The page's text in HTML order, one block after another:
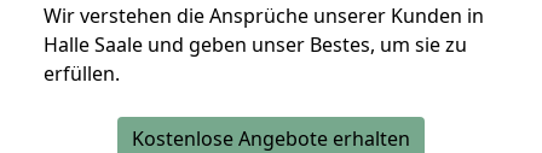
Wir verstehen die Ansprüche unserer Kunden in
Halle Saale und geben unser Bestes, um sie zu
erfüllen.
Kostenlose Angebote erhalten